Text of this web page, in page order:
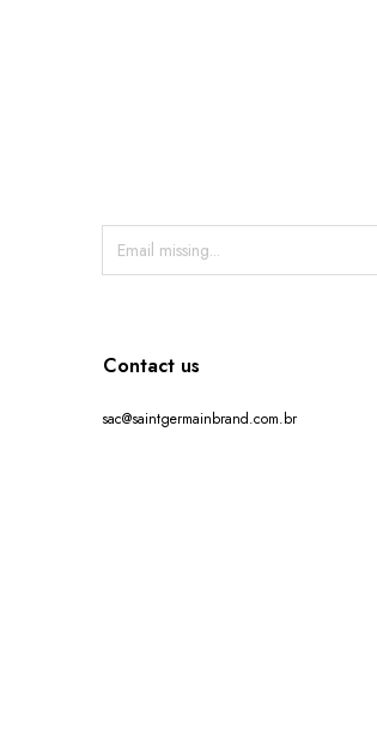
Contact us
sac@saintgermainbrand.com.br